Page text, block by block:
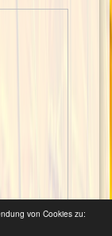
von Cookies zu: